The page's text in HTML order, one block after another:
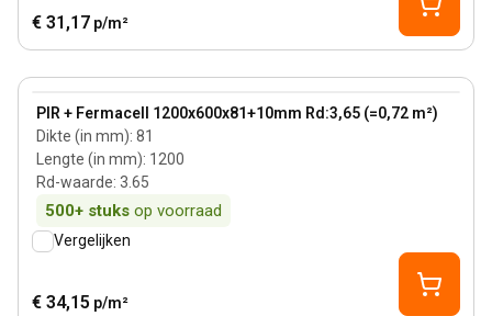
€ 31,17 p/m²
PIR + Fermacell 1200x600x81+10mm Rd:3,65 (=0,72 m²)
Dikte (in mm): 81
Lengte (in mm): 1200
Rd-waarde: 3.65
500+ stuks op voorraad
View product
Vergelijken
€ 34,15 p/m²